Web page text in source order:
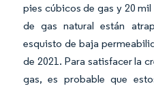
pies cúbicos de gas y 20
de gas natural están
esquisto de baja
de 2021. Para satisfacer la
gas, es probable que